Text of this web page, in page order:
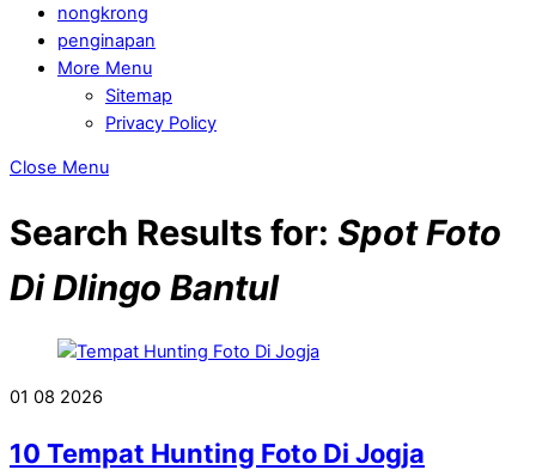
nongkrong
penginapan
More Menu
Sitemap
Privacy Policy
Close Menu
Search Results for: Spot Foto
Di Dlingo Bantul
01 08 2026
10 Tempat Hunting Foto Di Jogja